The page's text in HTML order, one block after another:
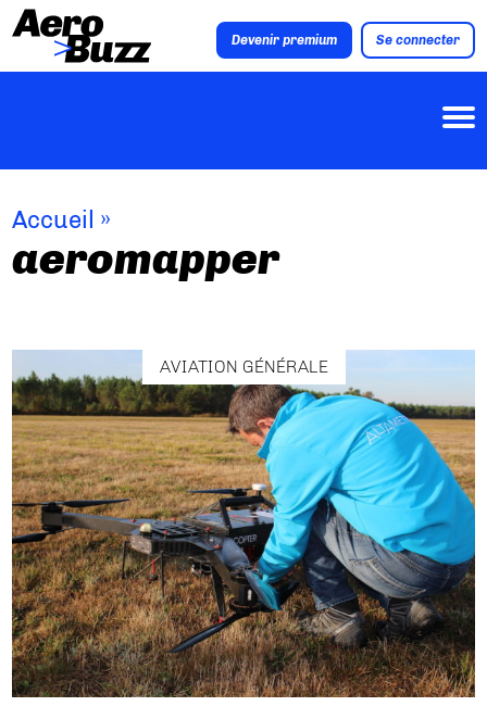
Devenir premium Se connecter
Accueil »
aeromapper
AVIATION GÉNÉRALE